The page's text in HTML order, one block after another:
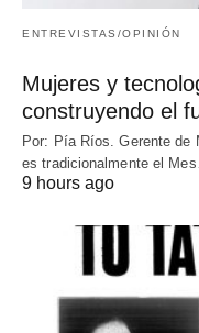
ENTREVISTAS/OPINIÓN
Mujeres y
construyendo el
Por: Pía Ríos. Gerente de
es tradicionalmente el
9 hours ago